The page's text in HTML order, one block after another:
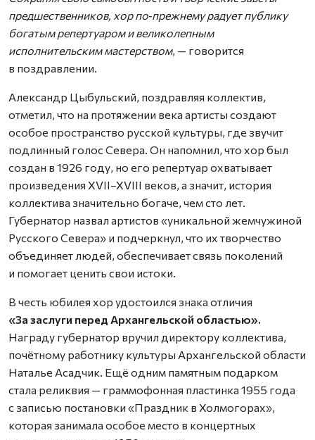
предшественников, хор по‑прежнему радует публику
богатым репертуаром и великолепным
исполнительским мастерством, — говорится
в поздравлении.
Александр Цыбульский, поздравляя коллектив,
отметил, что на протяжении века артисты создают
особое пространство русской культуры, где звучит
подлинный голос Севера. Он напомнил, что хор был
создан в 1926 году, но его репертуар охватывает
произведения XVII–XVIII веков, а значит, история
коллектива значительно богаче, чем сто лет.
Губернатор назвал артистов «уникальной жемчужиной
Русского Севера» и подчеркнул, что их творчество
объединяет людей, обеспечивает связь поколений
и помогает ценить свои истоки.
В честь юбилея хор удостоился знака отличия
«За заслуги перед Архангельской областью».
Награду губернатор вручил директору коллектива,
почётному работнику культуры Архангельской области
Наталье Асадчик. Ещё одним памятным подарком
стала реликвия — граммофонная пластинка 1955 года
с записью постановки «Праздник в Холмогорах»,
которая занимала особое место в концертных